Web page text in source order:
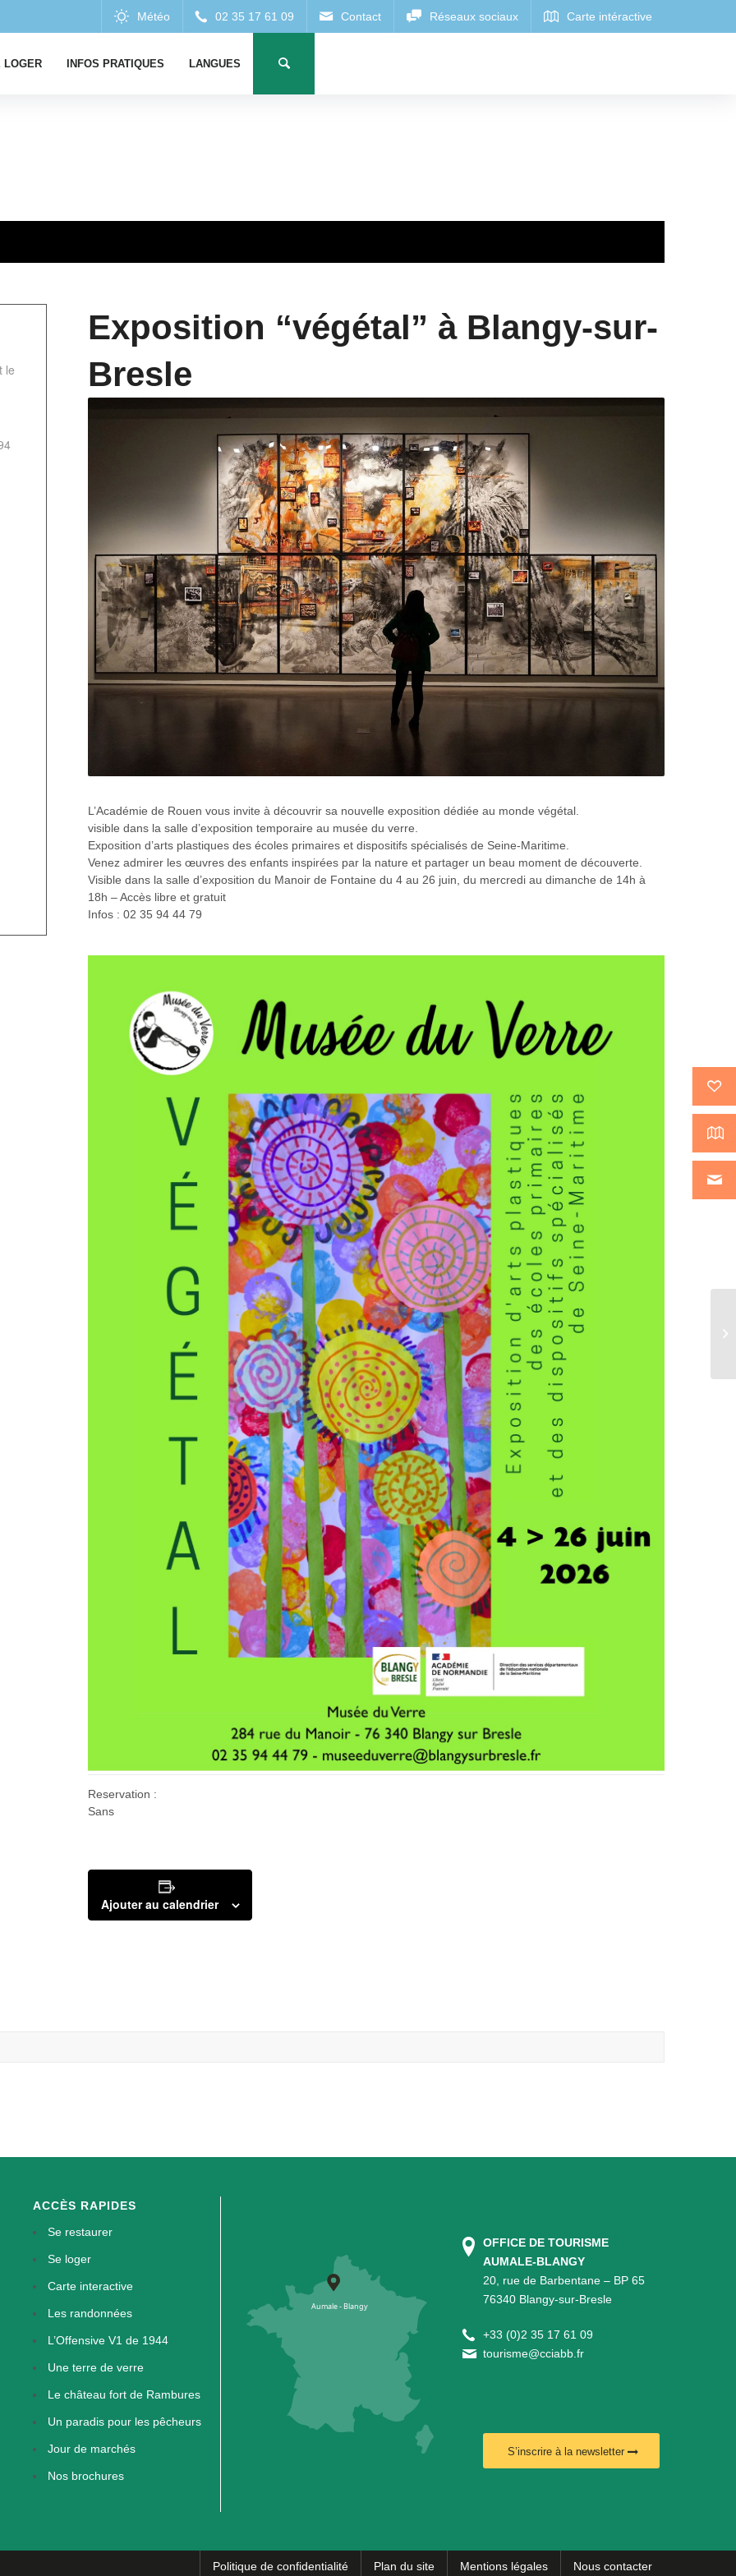
LOGER INFOS PRATIQUES LANGUES
Exposition “végétal” à Blangy-sur-
Bresle
L’Académie de Rouen vous invite à découvrir sa nouvelle exposition dédiée au monde végétal.
visible dans la salle d’exposition temporaire au musée du verre.
Exposition d’arts plastiques des écoles primaires et dispositifs spécialisés de Seine-Maritime.
Venez admirer les œuvres des enfants inspirées par la nature et partager un beau moment de découverte.
Visible dans la salle d’exposition du Manoir de Fontaine du 4 au 26 juin, du mercredi au dimanche de 14h à
18h – Accès libre et gratuit
Infos : 02 35 94 44 79
Reservation :
Sans
Ajouter au calendrier
le
ACCÈS RAPIDES
Se restaurer
Se loger
Carte interactive
Les randonnées
L’Offensive V1 de 1944
Une terre de verre
Le château fort de Rambures
Un paradis pour les pêcheurs
Jour de marchés
Nos brochures
OFFICE DE TOURISME
AUMALE-BLANGY
20, rue de Barbentane – BP 65
76340 Blangy-sur-Bresle
+33 (0)2 35 17 61 09
tourisme@cciabb.fr
S’inscrire à la newsletter
Politique de confidentialité Plan du site Mentions légales Nous contacter